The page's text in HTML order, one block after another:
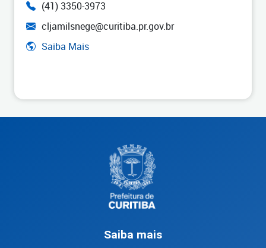
(41) 3350-3973
cljamilsnege@curitiba.pr.gov.br
Saiba Mais
Saiba mais